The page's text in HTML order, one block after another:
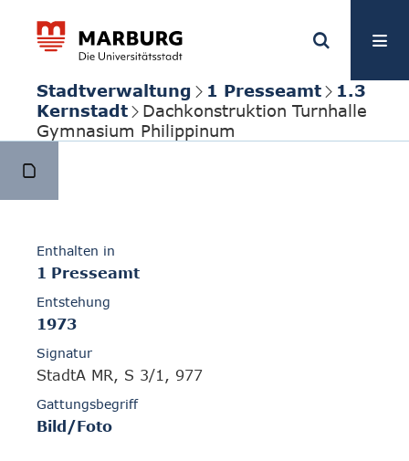
Stadtverwaltung 1 Presseamt
1.3
Kernstadt
Dachkonstruktion Turnhalle
Gymnasium Philippinum
Enthalten in
1 Presseamt
Entstehung
1973
Signatur
StadtA MR, S 3/1, 977
Gattungsbegriff
Bild/Foto